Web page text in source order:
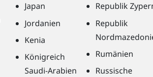
Japan
Jordanien
Kenia
Königreich
Saudi-Arabien
Republik
Republik
Rumänien
Russische